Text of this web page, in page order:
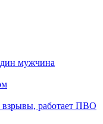
мужчина
взрывы, работает ПВО